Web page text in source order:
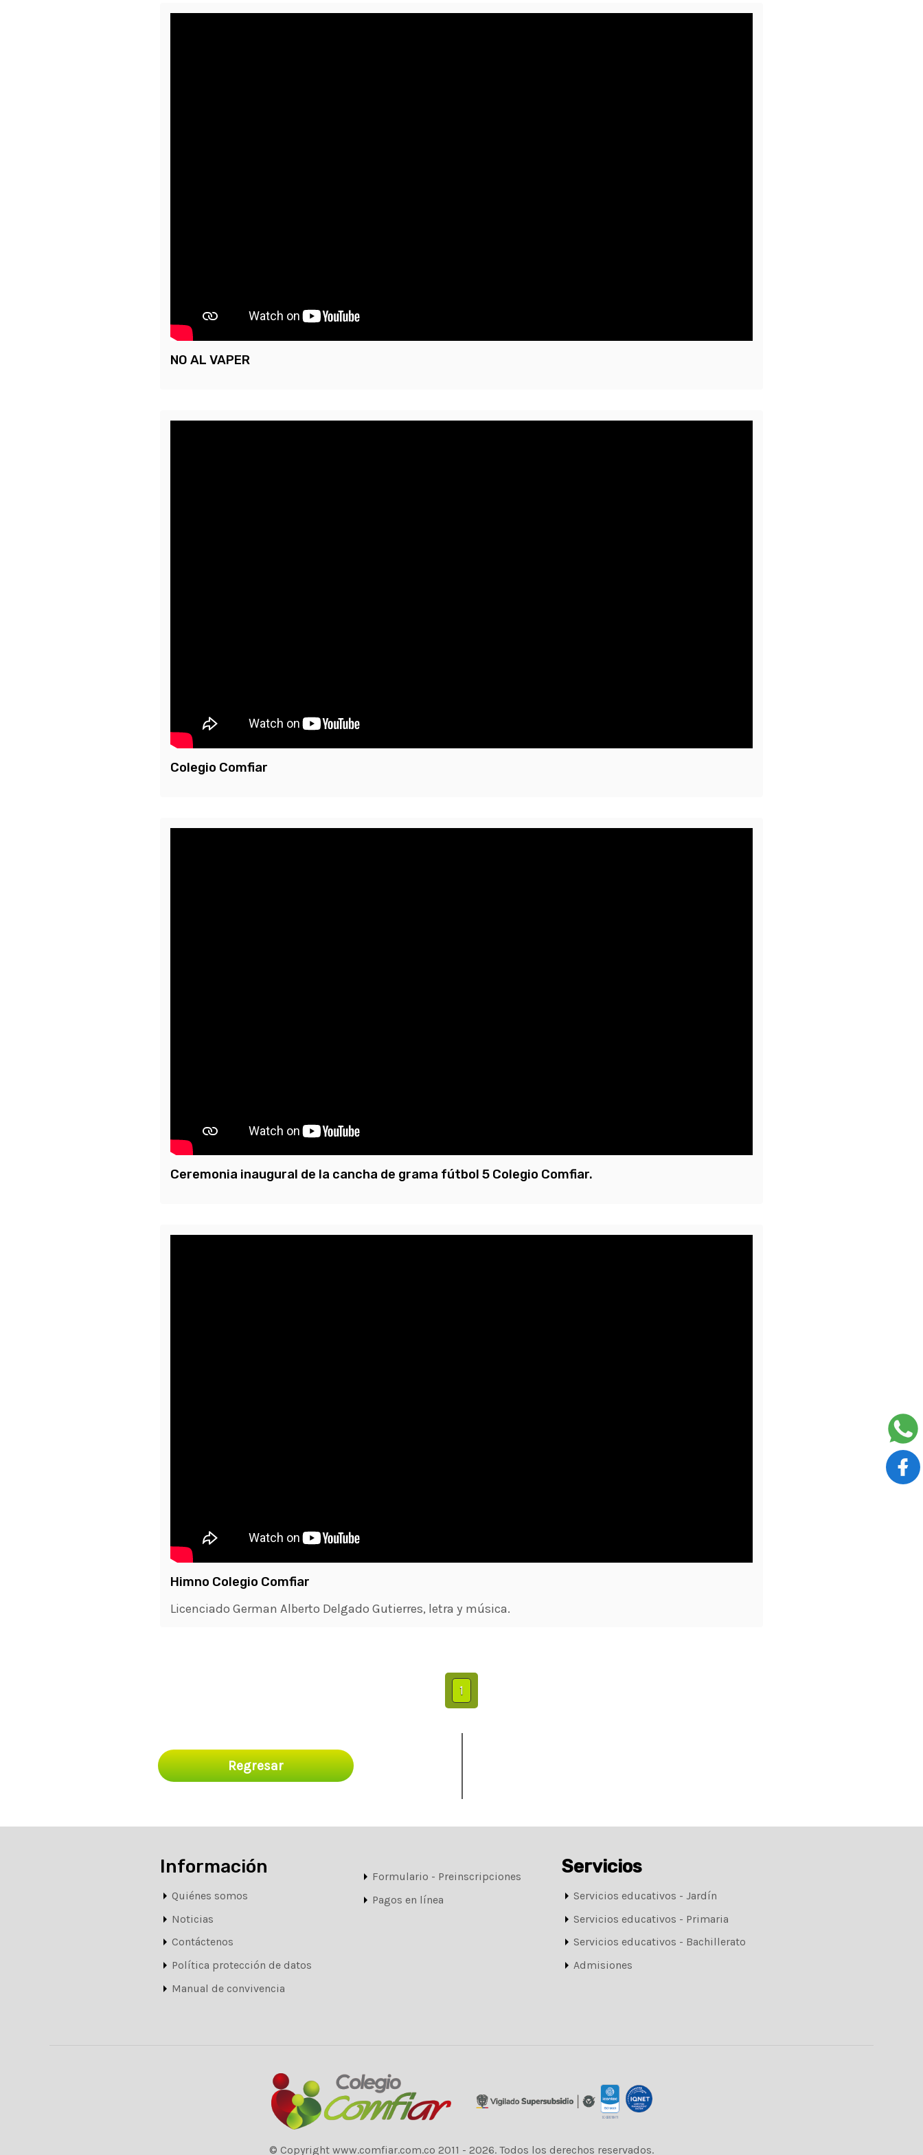
NO AL VAPER
Colegio Comfiar
Ceremonia inaugural de la cancha de grama fútbol 5 Colegio Comfiar.
Himno Colegio Comfiar
Licenciado German Alberto Delgado Gutierres, letra y música.
1
Regresar
Información
Quiénes somos
Noticias
Contáctenos
Política protección de datos
Manual de convivencia
Formulario - Preinscripciones
Pagos en línea
Servicios
Servicios educativos - Jardín
Servicios educativos - Primaria
Servicios educativos - Bachillerato
Admisiones
© Copyright www.comfiar.com.co 2011 - 2026. Todos los derechos reservados.